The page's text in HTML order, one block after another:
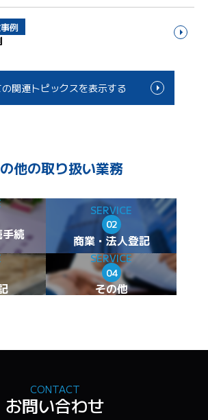
例
関連トピックスを表示する
他の取り扱い業務
続
SERVICE
02
商業・法人登記
SERVICE
04
その他
CONTACT
お問い合わせ